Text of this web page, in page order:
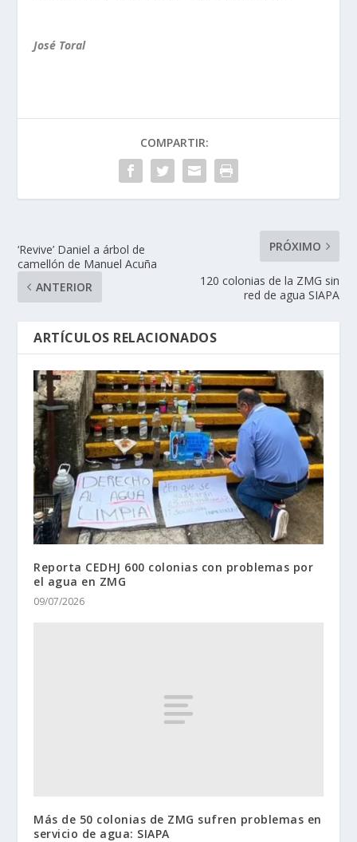
José Toral
COMPARTIR:
‘Revive’ Daniel a árbol de
camellón de Manuel Acuña
ANTERIOR
PRÓXIMO
120 colonias de la ZMG sin
red de agua SIAPA
ARTÍCULOS RELACIONADOS
Reporta CEDHJ 600 colonias con problemas por
el agua en ZMG
09/07/2026
Más de 50 colonias de ZMG sufren problemas en
servicio de agua: SIAPA